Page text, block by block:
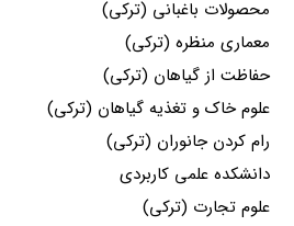
محصولات باغبانی (ترکی)
معماری منظره (ترکی)
حفاظت از گیاهان (ترکی)
علوم خاک و تغذیه گیاهان (ترکی)
رام کردن جانوران (ترکی)
دانشکده علمی کاربردی
علوم تجارت (ترکی)